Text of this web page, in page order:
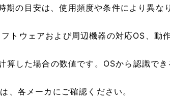
の目安は、使用頻度や条件により異な
トウェアおよび周辺機器の対応OS、動
した場合の数値です。OSから認識でき
、各メーカにご確認ください。